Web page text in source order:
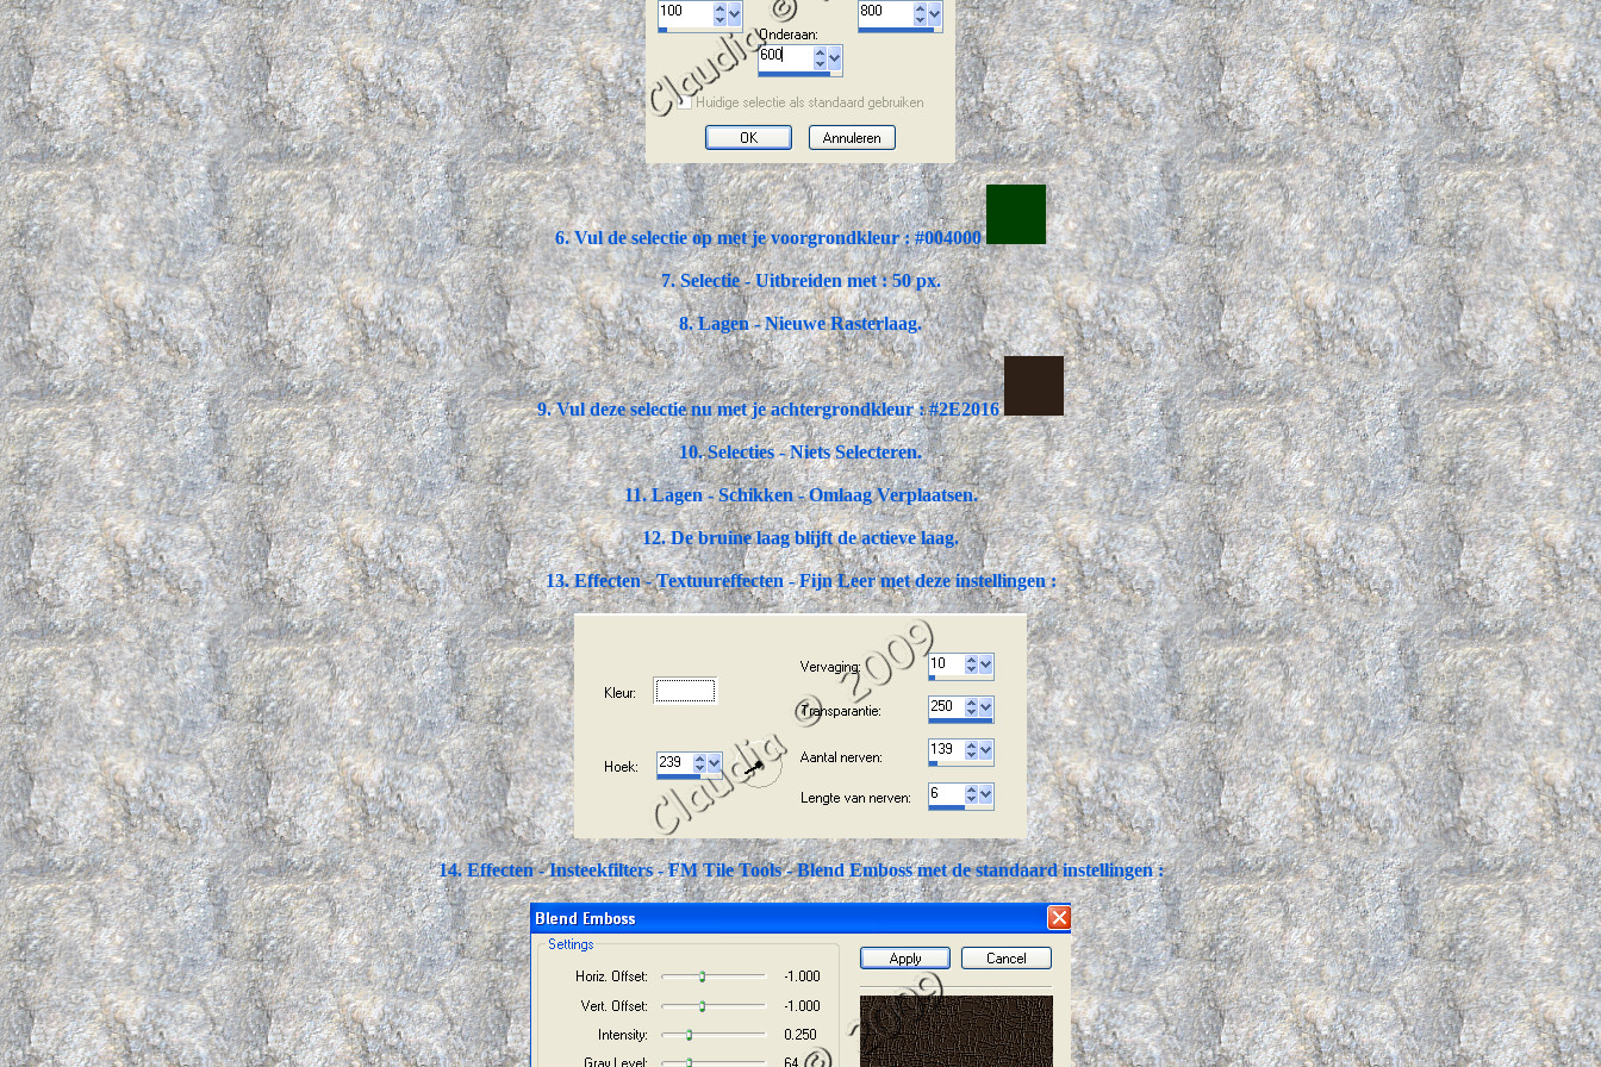
6. Vul de selectie op met je voorgrondkleur : #004000
7. Selectie - Uitbreiden met : 50 px.
8. Lagen - Nieuwe Rasterlaag.
9. Vul deze selectie nu met je achtergrondkleur : #2E2016
10. Selecties - Niets Selecteren.
11. Lagen - Schikken - Omlaag Verplaatsen.
12. De bruine laag blijft de actieve laag.
13. Effecten - Textuureffecten - Fijn Leer met deze instellingen :
14. Effecten - Insteekfilters - FM Tile Tools - Blend Emboss met de standaard instellingen :